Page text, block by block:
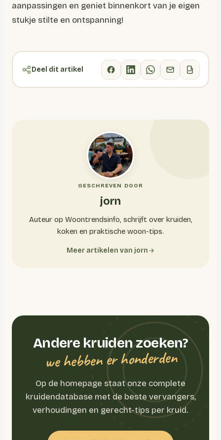
aanpassingen en geniet binnenkort van je eigen
stukje stilte en ontspanning!
Deel dit artikel
GESCHREVEN DOOR
jorn
Auteur op Woontrendsinfo, schrijft over kruiden,
koken en praktische woon-tips.
Meer artikelen van jorn
Andere kruiden zoeken?
we hebben er honderden
Op de homepage staat onze complete
kruidendatabase met de beste vervangers,
verhoudingen en gerecht-tips per kruid.